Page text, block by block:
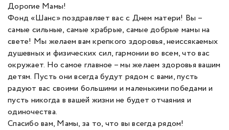
Дорогие Мамы!
Фонд «Шанс» поздравляет вас с Днем матери! Вы –
самые сильные, самые храбрые, самые добрые мамы на
свете! Мы желаем вам крепкого здоровья, неиссякаемых
душевных и физических сил, гармонии во всем, что вас
окружает. Но самое главное – мы желаем здоровья вашим
детям. Пусть они всегда будут рядом с вами, пусть
радуют вас своими большими и маленькими победами и
пусть никогда в вашей жизни не будет отчаяния и
одиночества.
Спасибо вам, Мамы, за то, что вы всегда рядом!